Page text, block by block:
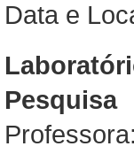
Data e
Pesquisa